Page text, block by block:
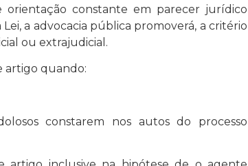
orientação constante em parecer jurídico
a advocacia pública promoverá, a critério
ou extrajudicial.
artigo quando:
constarem nos autos do processo